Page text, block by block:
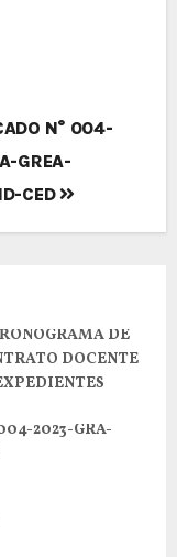
N° 004-
GREA-
CED
DE
DOCENTE
2023-GRA-